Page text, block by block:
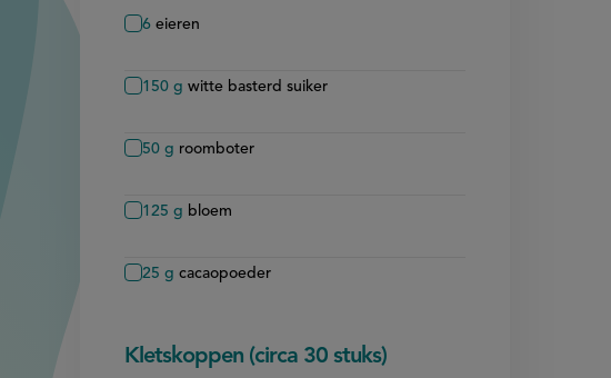
6 eieren
150 g witte basterd suiker
50 g roomboter
125 g bloem
25 g cacaopoeder
Kletskoppen (circa 30 stuks)